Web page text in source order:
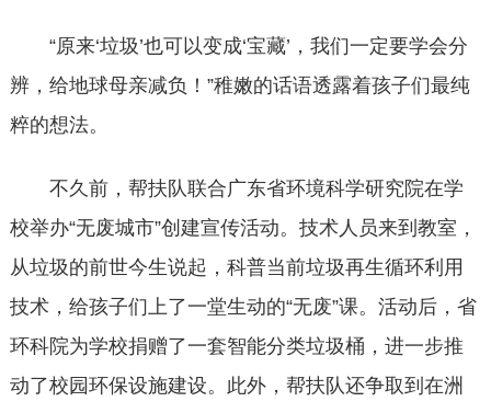
“原来‘垃圾’也可以变成‘宝藏’，我们一定要学会分
辨，给地球母亲减负！”稚嫩的话语透露着孩子们最纯
粹的想法。
不久前，帮扶队联合广东省环境科学研究院在学
校举办“无废城市”创建宣传活动。技术人员来到教室，
从垃圾的前世今生说起，科普当前垃圾再生循环利用
技术，给孩子们上了一堂生动的“无废”课。活动后，省
环科院为学校捐赠了一套智能分类垃圾桶，进一步推
动了校园环保设施建设。此外，帮扶队还争取到在洲